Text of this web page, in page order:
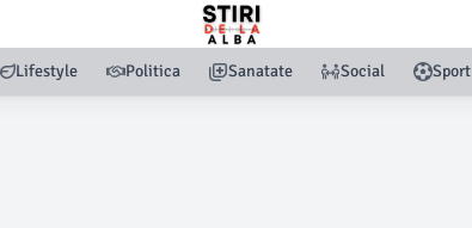
Lifestyle Politica Sanatate Social Sport